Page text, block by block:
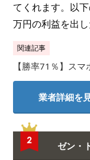
てくれます。以
万円の利益を出し
関連記事
【勝率71％】ス
業者詳細を
ゼン・